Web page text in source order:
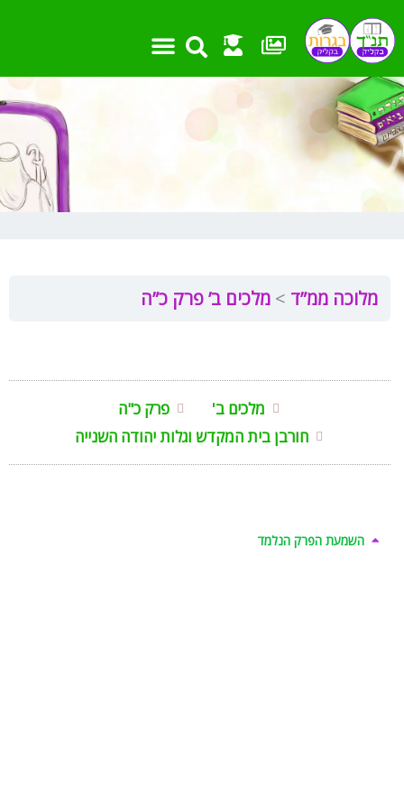
לתוכן
מלוכה ממ”ד מלכים ב’ פרק כ”ה
מלכים ב'
פרק כ"ה
חורבן בית המקדש וגלות יהודה השנייה
השמעת הפרק הנלמד